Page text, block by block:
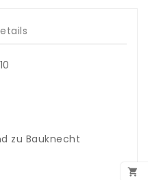

zu Bauknecht